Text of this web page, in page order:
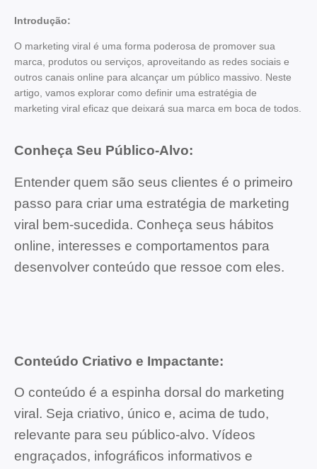
Introdução:
O marketing viral é uma forma poderosa de promover sua
marca, produtos ou serviços, aproveitando as redes sociais e
outros canais online para alcançar um público massivo. Neste
artigo, vamos explorar como definir uma estratégia de
marketing viral eficaz que deixará sua marca em boca de todos.
Conheça Seu Público-Alvo:
Entender quem são seus clientes é o primeiro
passo para criar uma estratégia de marketing
viral bem-sucedida. Conheça seus hábitos
online, interesses e comportamentos para
desenvolver conteúdo que ressoe com eles.
Conteúdo Criativo e Impactante:
O conteúdo é a espinha dorsal do marketing
viral. Seja criativo, único e, acima de tudo,
relevante para seu público-alvo. Vídeos
engraçados, infográficos informativos e